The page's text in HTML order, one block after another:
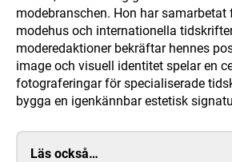
modebranschen. Hon har
modehus och internationella
moderedaktioner bekräftar hennes
image och visuell identitet spelar en
fotograferingar för specialiserade
bygga en igenkännbar estetisk
Läs också…